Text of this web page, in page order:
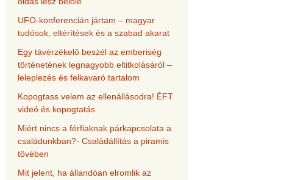
UFO-konferencián jártam – magyar
tudósok, eltérítések és a szabad akarat
Egy távérzékelő beszél az emberiség
történetének legnagyobb eltitkolásáról –
leleplezés és felkavaró tartalom
Kopogtass velem az ellenállásodra! ÉFT
videó és kopogtatás
Miért nincs a férfiaknak párkapcsolata a
családunkban?- Családállítás a piramis
tövében
Mit jelent, ha állandóan elromlik az